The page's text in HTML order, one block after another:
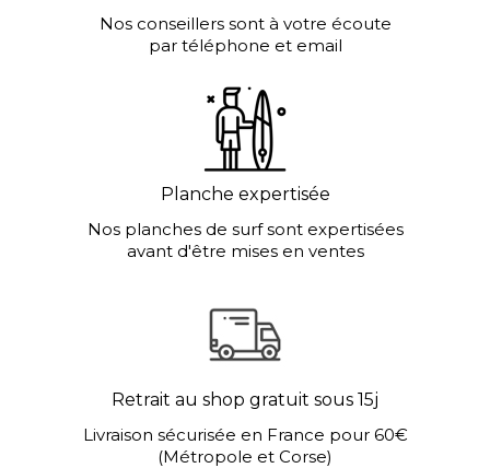
Nos conseillers sont à votre écoute
par téléphone et email
Planche expertisée
Nos planches de surf sont expertisées
avant d'être mises en ventes
Retrait au shop gratuit sous 15j
Livraison sécurisée en France pour 60€
(Métropole et Corse)